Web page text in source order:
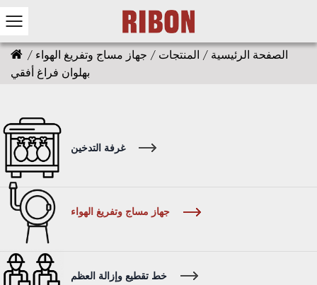
الصفحة الرئيسية / المنتجات / جهاز مساج وتفريغ الهواء /
بهلوان فراغ أفقي
غرفة التدخين
جهاز مساج وتفريغ الهواء
خط تقطيع وإزالة العظم